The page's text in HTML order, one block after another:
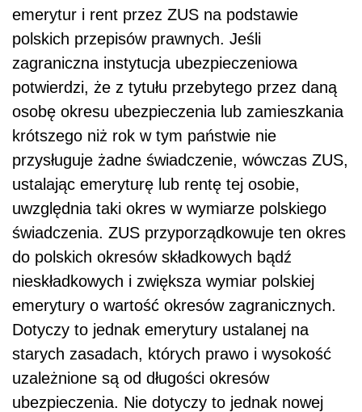
emerytur i rent przez ZUS na podstawie
polskich przepisów prawnych. Jeśli
zagraniczna instytucja ubezpieczeniowa
potwierdzi, że z tytułu przebytego przez daną
osobę okresu ubezpieczenia lub zamieszkania
krótszego niż rok w tym państwie nie
przysługuje żadne świadczenie, wówczas ZUS,
ustalając emeryturę lub rentę tej osobie,
uwzględnia taki okres w wymiarze polskiego
świadczenia. ZUS przyporządkowuje ten okres
do polskich okresów składkowych bądź
nieskładkowych i zwiększa wymiar polskiej
emerytury o wartość okresów zagranicznych.
Dotyczy to jednak emerytury ustalanej na
starych zasadach, których prawo i wysokość
uzależnione są od długości okresów
ubezpieczenia. Nie dotyczy to jednak nowej